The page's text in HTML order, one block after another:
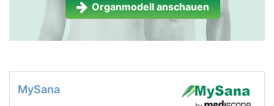
Organmodell anschauen
MySana